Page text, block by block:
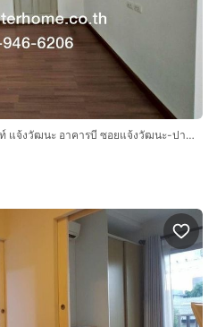
คอนโดมิเนียม 28.71 ตร.ม. เดอะคิทท์ แจ้งวัฒนะ อาคารบี ซอยแจ้งวัฒนะ-ปากเกร็ด11-1 ถนนแจ้งวัฒนะ ถนนติวานนท์ ถนนเลี่ยงเมืองปากเกร็ด ปากเกร็ด